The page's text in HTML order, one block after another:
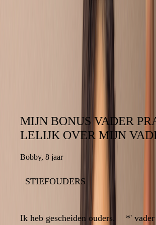
ZOEK OP HET FORUM
VRAGEN VAN ANDEREN
MIJN BONUS VADER
LELIJK OVER MIJN
Bobby, 8 jaar
STIEFOUDERS
Ik heb gescheiden ouders.
*'
MIJN BONUS
LELIJK OVER
Ik heb
*' vader en jij bent